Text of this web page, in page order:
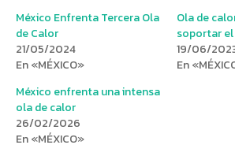
México Enfrenta Tercera Ola
de Calor
21/05/2024
En «MÉXICO»
Ola de
soportar
19/06/
En
México enfrenta una intensa
ola de calor
26/02/2026
En «MÉXICO»